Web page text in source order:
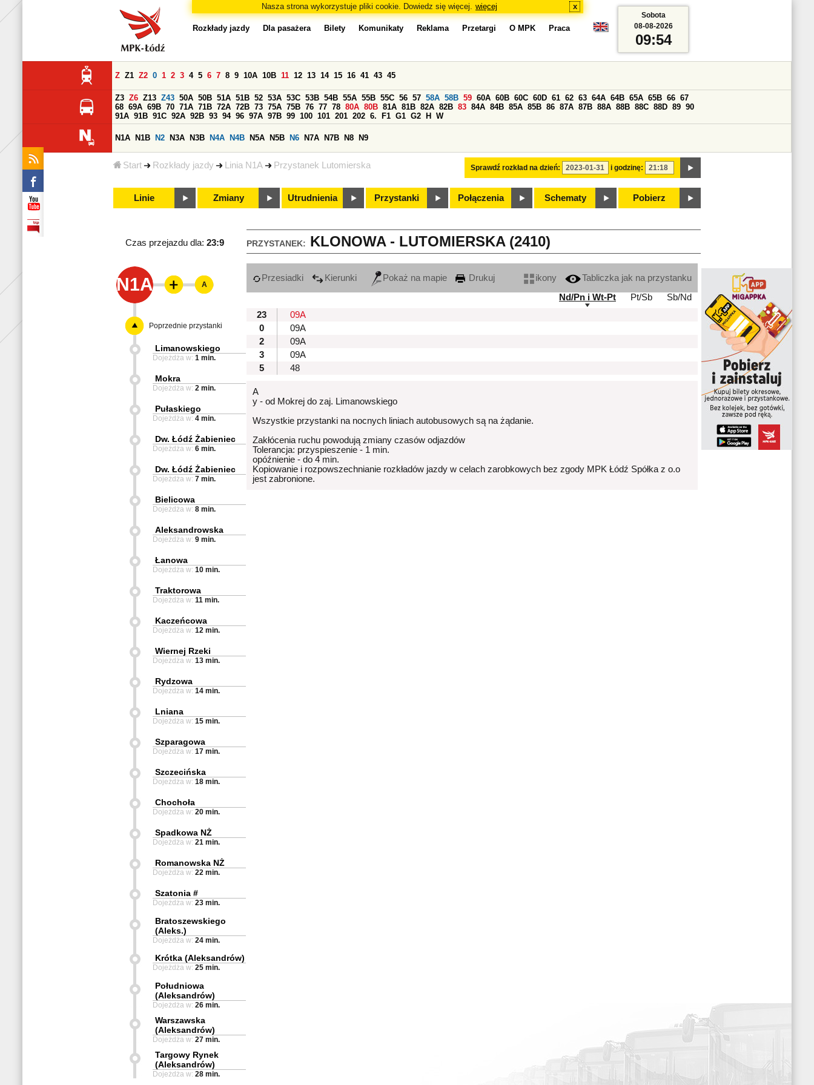
Nasza strona wykorzystuje pliki cookie. Dowiedz się więcej. więcej x
Start Rozkłady jazdy Linia N1A Przystanek Lutomierska
Rozkłady jazdy Dla pasażera Bilety Komunikaty Reklama Przetargi O MPK Praca
Sprawdź rozkład na dzień: i godzinę:
Z Z1 Z2 0 1 2 3 4 5 6 7 8 9 10A 10B 11 12 13 14 15 16 41 43 45
Z3 Z6 Z13 Z43 50A 50B 51A 51B 52 53A 53C 53B 54B 55A 55B 55C 56 57 58A 58B 59 60A 60B 60C 60D 61 62 63 64A 64B 65A 65B 66 67
68 69A 69B 70 71A 71B 72A 72B 73 75A 75B 76 77 78 80A 80B 81A 81B 82A 82B 83 84A 84B 85A 85B 86 87A 87B 88A 88B 88C 88D 89 90
91A 91B 91C 92A 92B 93 94 96 97A 97B 99 100 101 201 202 6. F1 G1 G2 H W
N1A N1B N2 N3A N3B N4A N4B N5A N5B N6 N7A N7B N8 N9
Linie Zmiany Utrudnienia Przystanki Połączenia Schematy Pobierz
Sobota
08-08-2026
09:54
PRZYSTANEK: KLONOWA - LUTOMIERSKA (2410)
Czas przejazdu dla: 23:9
N1A Przesiadki Kierunki Pokaż na mapie Drukuj ikony
Tabliczka jak na przystanku
Nd/Pn i Wt-Pt
Pt/Sb
Sb/Nd
23
09A
0
09A
2
09A
3
09A
5
48
A
y - od Mokrej do zaj. Limanowskiego
Wszystkie przystanki na nocnych liniach autobusowych są na żądanie.
Zakłócenia ruchu powodują zmiany czasów odjazdów
Tolerancja: przyspieszenie - 1 min.
opóźnienie - do 4 min.
Kopiowanie i rozpowszechnianie rozkładów jazdy w celach zarobkowych bez zgody MPK Łódź Spółka z o.o
jest zabronione.
A
Poprzednie przystanki
Limanowskiego
Dojeżdża w: 1 min.
Mokra
Dojeżdża w: 2 min.
Pułaskiego
Dojeżdża w: 4 min.
Dw. Łódź Żabieniec
Dojeżdża w: 6 min.
Dw. Łódź Żabieniec
Dojeżdża w: 7 min.
Bielicowa
Dojeżdża w: 8 min.
Aleksandrowska
Dojeżdża w: 9 min.
Łanowa
Dojeżdża w: 10 min.
Traktorowa
Dojeżdża w: 11 min.
Kaczeńcowa
Dojeżdża w: 12 min.
Wiernej Rzeki
Dojeżdża w: 13 min.
Rydzowa
Dojeżdża w: 14 min.
Lniana
Dojeżdża w: 15 min.
Szparagowa
Dojeżdża w: 17 min.
Szczecińska
Dojeżdża w: 18 min.
Chochoła
Dojeżdża w: 20 min.
Spadkowa NŻ
Dojeżdża w: 21 min.
Romanowska NŻ
Dojeżdża w: 22 min.
Szatonia #
Dojeżdża w: 23 min.
Bratoszewskiego
(Aleks.)
Dojeżdża w: 24 min.
Krótka (Aleksandrów)
Dojeżdża w: 25 min.
Południowa
(Aleksandrów)
Dojeżdża w: 26 min.
Warszawska
(Aleksandrów)
Dojeżdża w: 27 min.
Targowy Rynek
(Aleksandrów)
Dojeżdża w: 28 min.